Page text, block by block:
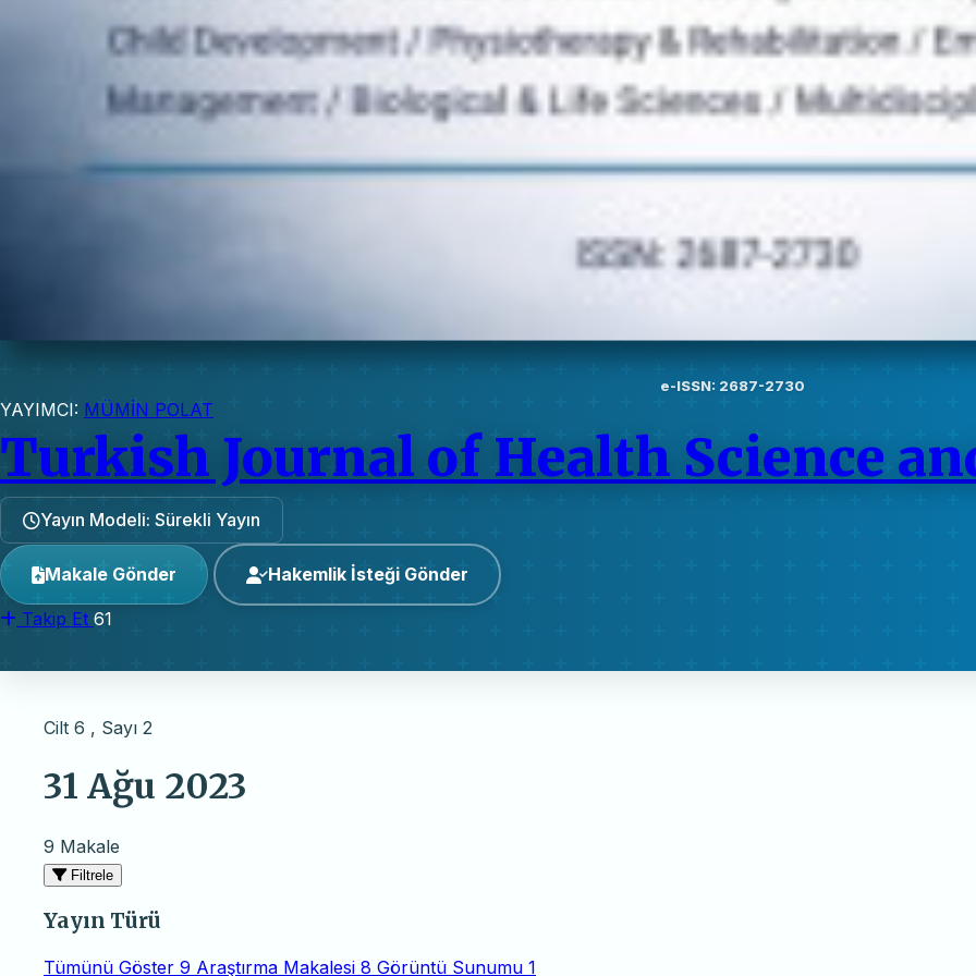
e-ISSN: 2687-2730
YAYIMCI: MÜMİN POLAT
Turkish Journal of Health Science
Yayın Modeli: Sürekli Yayın
Makale Gönder Hakemlik İsteği Gönder
Takip Et 61
Cilt 6 , Sayı 2
31 Ağu 2023
9 Makale
Filtrele
Yayın Türü
Tümünü Göster 9 Araştırma Makalesi 8 Görüntü Sunumu 1